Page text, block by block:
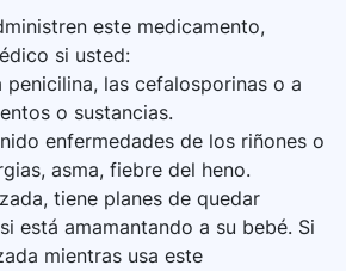
este medicamento,
si usted:
penicilina, las cefalosporinas o a
o sustancias.
enfermedades de los riñones o
asma, fiebre del heno.
tiene planes de quedar
está amamantando a su bebé. Si
mientras usa este